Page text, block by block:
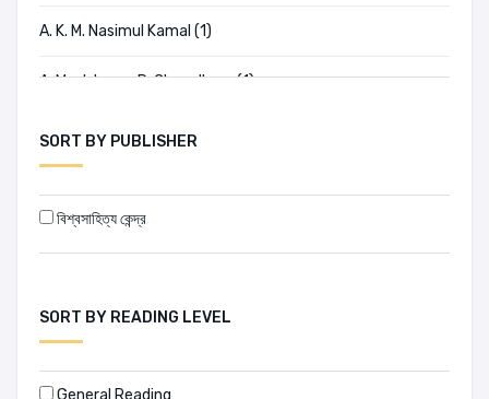
A. K. M. Nasimul Kamal (1)
A. Mushtaque R. Chowdhury (1)
A. Qayyum Khan (1)
A.K.M. Abdus Sabur (1)
Abdul Awal (1)
SORT BY PUBLISHER
বিশ্বসাহিত্য কেন্দ্র
SORT BY READING LEVEL
General Reading